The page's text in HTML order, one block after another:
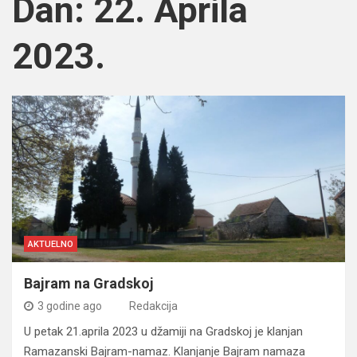
Dan: 22. Aprila
2023.
AKTUELNO
Bajram na Gradskoj
3 godine ago Redakcija
U petak 21.aprila 2023 u džamiji na Gradskoj je klanjan
Ramazanski Bajram-namaz. Klanjanje Bajram namaza